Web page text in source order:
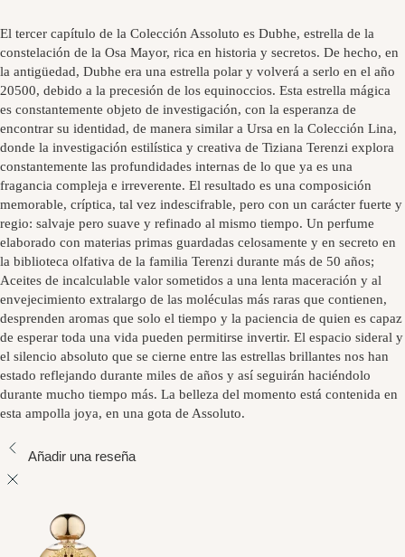
El tercer capítulo de la Colección Assoluto es Dubhe, estrella de la
constelación de la Osa Mayor, rica en historia y secretos. De hecho, en
la antigüedad, Dubhe era una estrella polar y volverá a serlo en el año
20500, debido a la precesión de los equinoccios. Esta estrella mágica
es constantemente objeto de investigación, con la esperanza de
encontrar su identidad, de manera similar a Ursa en la Colección Lina,
donde la investigación estilística y creativa de Tiziana Terenzi explora
constantemente las profundidades internas de lo que ya es una
fragancia compleja e irreverente. El resultado es una composición
memorable, críptica, tal vez indescifrable, pero con un carácter fuerte y
regio: salvaje pero suave y refinado al mismo tiempo. Un perfume
elaborado con materias primas guardadas celosamente y en secreto en
la biblioteca olfativa de la familia Terenzi durante más de 50 años;
Aceites de incalculable valor sometidos a una lenta maceración y al
envejecimiento extralargo de las moléculas más raras que contienen,
desprenden aromas que solo el tiempo y la paciencia de quien es capaz
de esperar toda una vida pueden permitirse invertir. El espacio sideral y
el silencio absoluto que se cierne entre las estrellas brillantes nos han
estado reflejando durante miles de años y así seguirán haciéndolo
durante mucho tiempo más. La belleza del momento está contenida en
esta ampolla joya, en una gota de Assoluto.
Añadir una reseña